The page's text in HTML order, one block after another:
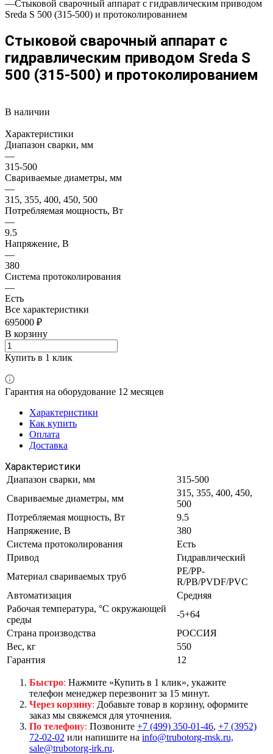
—Стыковой сварочный аппарат с гидравлическим приводом
Sreda S 500 (315-500) и протоколированием
Стыковой сварочный аппарат с
гидравлическим приводом Sreda S
500 (315-500) и протоколированием
В наличии
Характеристики
Диапазон сварки, мм
—
315-500
Свариваемые диаметры, мм
—
315, 355, 400, 450, 500
Потребляемая мощность, Вт
—
9.5
Напряжение, В
—
380
Система протоколирования
—
Есть
Все характеристики
695000 ₽
В корзину
Купить в 1 клик
Гарантия на оборудование 12 месяцев
Характеристики
Как купить
Оплата
Доставка
Характеристики
Диапазон сварки, мм
315-500
Свариваемые диаметры, мм
315, 355, 400, 450,
500
Потребляемая мощность, Вт
9.5
Напряжение, В
380
Система протоколирования
Есть
Привод
Гидравлический
Материал свариваемых труб
PE/PP-
R/PB/PVDF/PVC
Автоматизация
Средняя
Рабочая температура, °C окружающей
среды
-5+64
Страна производства
РОССИЯ
Вес, кг
550
Гарантия
12
Быстро: Нажмите «Купить в 1 клик», укажите
телефон менеджер перезвонит за 15 минут.
Через корзину: Добавьте товар в корзину, оформите
заказ мы свяжемся для уточнения.
По телефону: Позвоните +7 (499) 350-01-46, +7 (3952)
72-02-02 или напишите на info@trubotorg-msk.ru,
sale@trubotorg-irk.ru.